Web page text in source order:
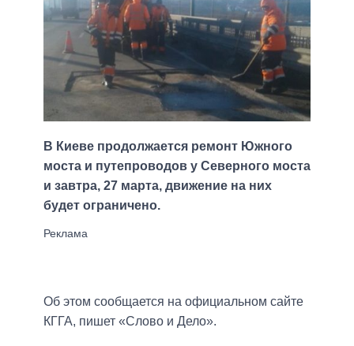
В Киеве продолжается ремонт Южного
моста и путепроводов у Северного моста
и завтра, 27 марта, движение на них
будет ограничено.
Об этом сообщается на официальном сайте
КГГА, пишет «Слово и Дело».